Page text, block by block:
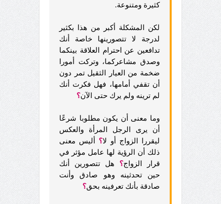
كثيرة ومتنوعة.
لكن المشكلة أكبر من هذا بكثير
لدرجة لا تتصورينها خاصة أنك
تدافعين عن احترام العلاقة بينكما
وصدق مشاعركما، وتركت أمورا
ضخمة من العيار الثقيل تمر دون
أن تقفي أمامها، فهل فكرت أنك
لم ترينه ولم يرك حتى الآن؟
وما معنى أن يكون مطلوبا شرعًا
أن يرى الرجل المرأة والعكس
ليقررا الزواج أو لا؟
أليس معنى
ذلك أن الرؤية لها عامل مؤثر في
قرار الزواج؟
هل تتصورين أنك
حين تحدثينه وهو صادق وأنت
صادقة بأنك تعرفينه بحق؟